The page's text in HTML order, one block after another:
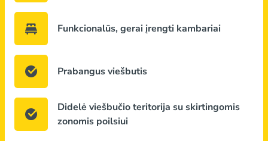
Funkcionalūs, gerai įrengti kambariai
Prabangus viešbutis
Didelė viešbučio teritorija su skirtingomis
zonomis poilsiui